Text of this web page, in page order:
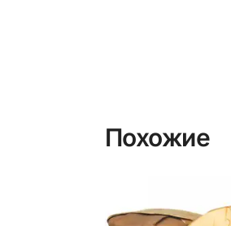
Похожие